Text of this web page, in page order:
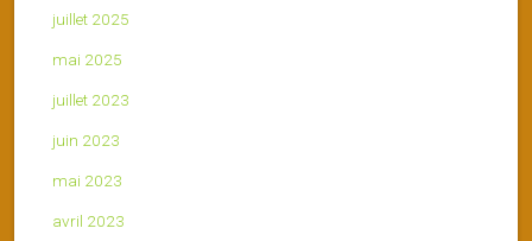
juillet 2025
mai 2025
juillet 2023
juin 2023
mai 2023
avril 2023